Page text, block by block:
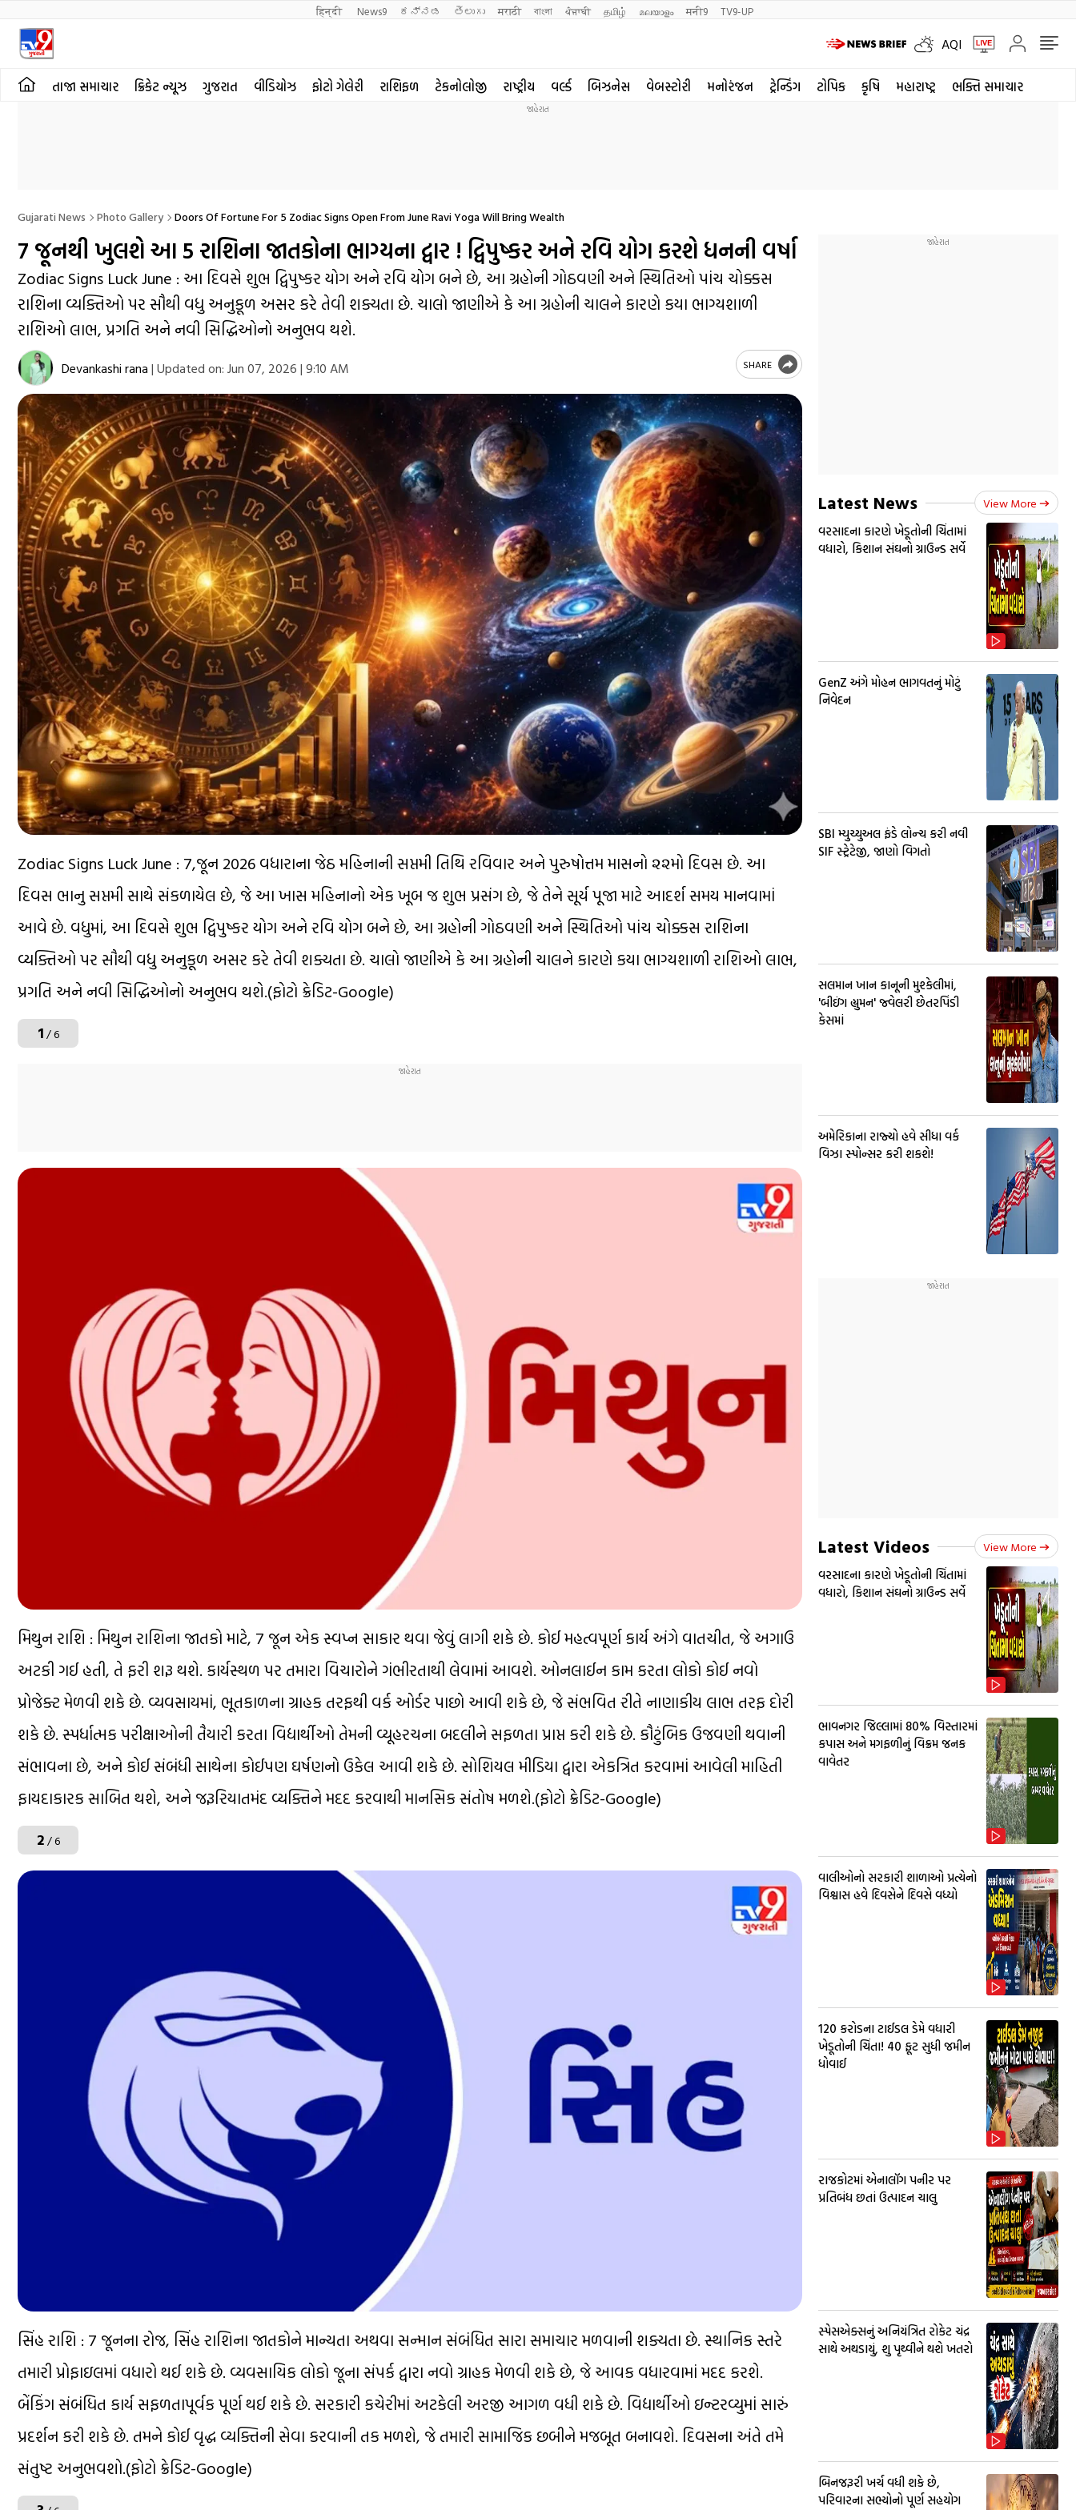
हिन्दी News9 ಕನ್ನಡ తెలుగు मराठी বাংলা ਪੰਜਾਬੀ தமிழ் മലയാളം मनी9 TV9-UP
AQI
તાજા સમાચાર ક્રિકેટ ન્યૂઝ ગુજરાત વીડિયોઝ ફોટો ગેલેરી રાશિફળ ટેકનોલોજી રાષ્ટ્રીય વર્લ્ડ બિઝનેસ વેબસ્ટોરી મનોરંજન ટ્રેન્ડિંગ ટોપિક કૃષિ મહારાષ્ટ્ર ભક્તિ સમાચાર
Gujarati News Photo Gallery Doors Of Fortune For 5 Zodiac Signs Open From June Ravi Yoga Will Bring Wealth
7 જૂનથી ખુલશે આ 5 રાશિના જાતકોના ભાગ્યના દ્વાર ! દ્વિપુષ્કર અને રવિ યોગ કરશે ધનની વર્ષા
Zodiac Signs Luck June : આ દિવસે શુભ દ્વિપુષ્કર યોગ અને રવિ યોગ બને છે, આ ગ્રહોની ગોઠવણી અને સ્થિતિઓ પાંચ ચોક્કસ
રાશિના વ્યક્તિઓ પર સૌથી વધુ અનુકૂળ અસર કરે તેવી શક્યતા છે. ચાલો જાણીએ કે આ ગ્રહોની ચાલને કારણે કયા ભાગ્યશાળી
રાશિઓ લાભ, પ્રગતિ અને નવી સિદ્ધિઓનો અનુભવ થશે.
Devankashi rana | Updated on: Jun 07, 2026 | 9:10 AM SHARE
Zodiac Signs Luck June : 7,જૂન 2026 વધારાના જેઠ મહિનાની સપ્તમી તિથિ રવિવાર અને પુરુષોત્તમ માસનો ૨૨મો દિવસ છે. આ
દિવસ ભાનુ સપ્તમી સાથે સંકળાયેલ છે, જે આ ખાસ મહિનાનો એક ખૂબ જ શુભ પ્રસંગ છે, જે તેને સૂર્ય પૂજા માટે આદર્શ સમય માનવામાં
આવે છે. વધુમાં, આ દિવસે શુભ દ્વિપુષ્કર યોગ અને રવિ યોગ બને છે, આ ગ્રહોની ગોઠવણી અને સ્થિતિઓ પાંચ ચોક્કસ રાશિના
વ્યક્તિઓ પર સૌથી વધુ અનુકૂળ અસર કરે તેવી શક્યતા છે. ચાલો જાણીએ કે આ ગ્રહોની ચાલને કારણે કયા ભાગ્યશાળી રાશિઓ લાભ,
પ્રગતિ અને નવી સિદ્ધિઓનો અનુભવ થશે.(ફોટો ક્રેડિટ-Google)
1/ 6
મિથુન રાશિ : મિથુન રાશિના જાતકો માટે, 7 જૂન એક સ્વપ્ન સાકાર થવા જેવું લાગી શકે છે. કોઈ મહત્વપૂર્ણ કાર્ય અંગે વાતચીત, જે અગાઉ
અટકી ગઈ હતી, તે ફરી શરૂ થશે. કાર્યસ્થળ પર તમારા વિચારોને ગંભીરતાથી લેવામાં આવશે. ઓનલાઈન કામ કરતા લોકો કોઈ નવો
પ્રોજેક્ટ મેળવી શકે છે. વ્યવસાયમાં, ભૂતકાળના ગ્રાહક તરફથી વર્ક ઓર્ડર પાછો આવી શકે છે, જે સંભવિત રીતે નાણાકીય લાભ તરફ દોરી
શકે છે. સ્પર્ધાત્મક પરીક્ષાઓની તૈયારી કરતા વિદ્યાર્થીઓ તેમની વ્યૂહરચના બદલીને સફળતા પ્રાપ્ત કરી શકે છે. કૌટુંબિક ઉજવણી થવાની
સંભાવના છે, અને કોઈ સંબંધી સાથેના કોઈપણ ઘર્ષણનો ઉકેલ આવી શકે છે. સોશિયલ મીડિયા દ્વારા એકત્રિત કરવામાં આવેલી માહિતી
ફાયદાકારક સાબિત થશે, અને જરૂરિયાતમંદ વ્યક્તિને મદદ કરવાથી માનસિક સંતોષ મળશે.(ફોટો ક્રેડિટ-Google)
2/ 6
સિંહ રાશિ : 7 જૂનના રોજ, સિંહ રાશિના જાતકોને માન્યતા અથવા સન્માન સંબંધિત સારા સમાચાર મળવાની શક્યતા છે. સ્થાનિક સ્તરે
તમારી પ્રોફાઇલમાં વધારો થઈ શકે છે. વ્યવસાયિક લોકો જૂના સંપર્ક દ્વારા નવો ગ્રાહક મેળવી શકે છે, જે આવક વધારવામાં મદદ કરશે.
બેંકિંગ સંબંધિત કાર્ય સફળતાપૂર્વક પૂર્ણ થઈ શકે છે. સરકારી કચેરીમાં અટકેલી અરજી આગળ વધી શકે છે. વિદ્યાર્થીઓ ઇન્ટરવ્યુમાં સારું
પ્રદર્શન કરી શકે છે. તમને કોઈ વૃદ્ધ વ્યક્તિની સેવા કરવાની તક મળશે, જે તમારી સામાજિક છબીને મજબૂત બનાવશે. દિવસના અંતે તમે
સંતુષ્ટ અનુભવશો.(ફોટો ક્રેડિટ-Google)
Latest News View More
વરસાદના કારણે ખેડૂતોની ચિંતામાં
વધારો, કિશાન સંઘનો ગ્રાઉન્ડ સર્વે
GenZ અંગે મોહન ભાગવતનું મોટું
નિવેદન
SBI મ્યુચ્યુઅલ ફંડે લોન્ચ કરી નવી
SIF સ્ટ્રેટેજી, જાણો વિગતો
સલમાન ખાન કાનૂની મુશ્કેલીમાં,
'બીઇંગ હ્યુમન' જ્વેલરી છેતરપિંડી
કેસમાં
અમેરિકાના રાજ્યો હવે સીધા વર્ક
વિઝા સ્પોન્સર કરી શકશે!
Latest Videos View More
વરસાદના કારણે ખેડૂતોની ચિંતામાં
વધારો, કિશાન સંઘનો ગ્રાઉન્ડ સર્વે
ભાવનગર જિલ્લામાં 80% વિસ્તારમાં
કપાસ અને મગફળીનું વિક્રમ જનક
વાવેતર
વાલીઓનો સરકારી શાળાઓ પ્રત્યેનો
વિશ્વાસ હવે દિવસેને દિવસે વધ્યો
₹120 કરોડના ટાઈડલ ડેમે વધારી
ખેડૂતોની ચિંતા! 40 ફૂટ સુધી જમીન
ધોવાઈ
રાજકોટમાં એનાલૉગ પનીર પર
પ્રતિબંધ છતાં ઉત્પાદન ચાલુ
સ્પેસએક્સનું અનિયંત્રિત રોકેટ ચંદ્ર
સાથે અથડાયું, શુ પૃથ્વીને થશે ખતરો
બિનજરૂરી ખર્ચ વધી શકે છે,
પરિવારના સભ્યોનો પૂર્ણ સહયોગ